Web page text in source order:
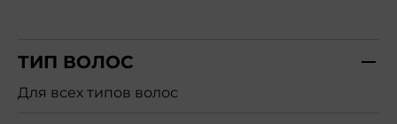
ТИП ВОЛОС
Для всех типов волос